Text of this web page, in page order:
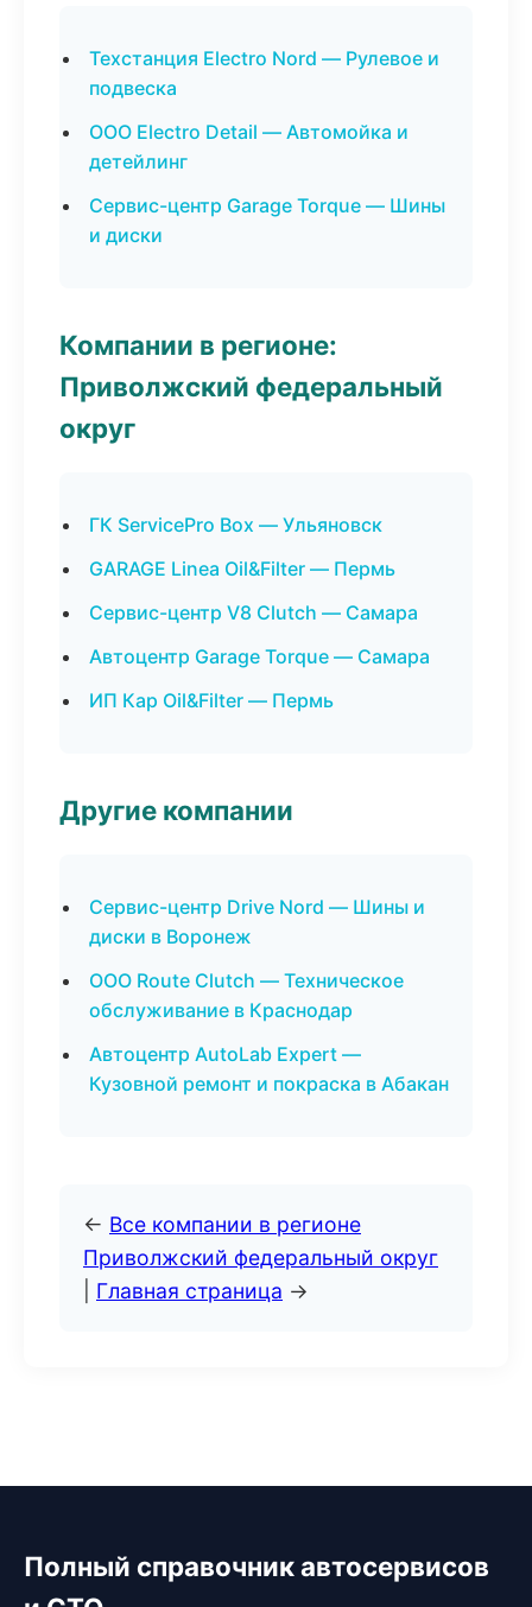
Техстанция Electro Nord — Рулевое и
подвеска
ООО Electro Detail — Автомойка и
детейлинг
Сервис-центр Garage Torque — Шины
и диски
Компании в регионе:
Приволжский федеральный
округ
ГК ServicePro Box — Ульяновск
GARAGE Linea Oil&Filter — Пермь
Сервис-центр V8 Clutch — Самара
Автоцентр Garage Torque — Самара
ИП Кар Oil&Filter — Пермь
Другие компании
Сервис-центр Drive Nord — Шины и
диски в Воронеж
ООО Route Clutch — Техническое
обслуживание в Краснодар
Автоцентр AutoLab Expert —
Кузовной ремонт и покраска в Абакан
← Все компании в регионе
Приволжский федеральный округ
Главная страница →
Полный справочник автосервисов